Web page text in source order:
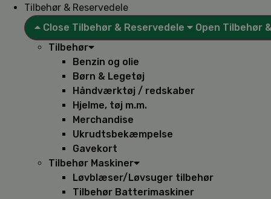
Tilbehør & Reservedele
Close Tilbehør & Reservedele
Open Tilbehør
Tilbehør
Benzin og olie
Børn & Legetøj
Håndværktøj / redskaber
Hjelme, tøj m.m.
Merchandise
Ukrudtsbekæmpelse
Gavekort
Tilbehør Maskiner
Løvblæser/Løvsuger tilbehør
Tilbehør Batterimaskiner